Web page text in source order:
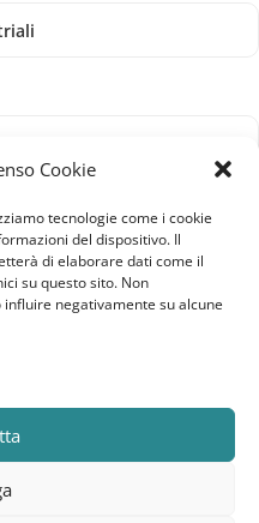
Cookie
tecnologie come i cookie
del dispositivo. Il
di elaborare dati come il
su questo sito. Non
negativamente su alcune